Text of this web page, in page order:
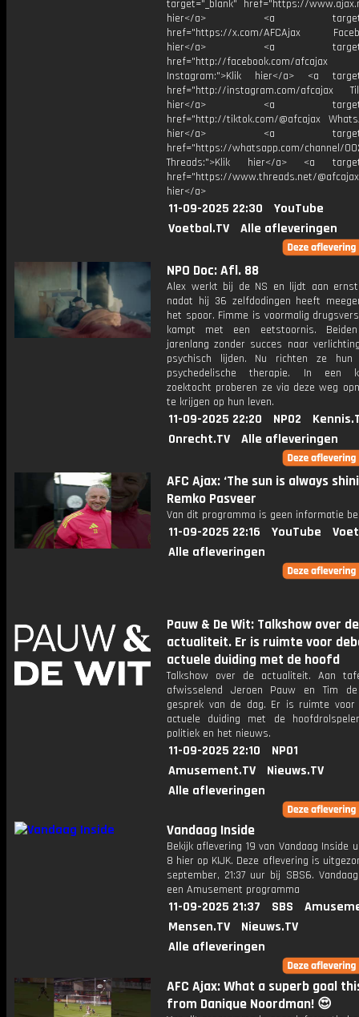
target="_blank" href="https://
hier</a> <a
href="https://x.com/AFCAjax
hier</a> <a
href="http://facebook.com/afcajax
Instagram:">Klik hier</a> <a
href="http://instagram.com/afcajax
hier</a> <a
href="http://tiktok.com/@afcajax
hier</a> <a
href="https://whatsapp.com/channel/
Threads:">Klik hier</a> <a
href="https://www.threads.net/
hier</a>
11-09-2025 22:30
YouTube
Voetbal.TV
Alle afleveringen
NPO Doc: Afl. 88
Alex werkt bij de NS en lijdt aan
nadat hij 36 zelfdodingen heeft
het spoor. Fimme is voormalig
kampt met een eetstoornis.
jarenlang zonder succes naar
psychisch lijden. Nu richten ze hun
psychedelische therapie. In een
zoektocht proberen ze via deze weg
te krijgen op hun leven.
11-09-2025 22:20 NPO2
Onrecht.TV
Alle afleveringen
AFC Ajax: ‘The sun is always
Remko Pasveer
Van dit programma is geen informatie
11-09-2025 22:16 YouTube
Alle afleveringen
Pauw & De Wit: Talkshow over de
actualiteit. Er is ruimte voor
actuele duiding met de hoofd
Talkshow over de actualiteit. Aan
afwisselend Jeroen Pauw en Tim
gesprek van de dag. Er is ruimte
actuele duiding met de
politiek en het nieuws.
11-09-2025 22:10
NPO1
Amusement.TV
Nieuws.TV
Alle afleveringen
Vandaag Inside
Bekijk aflevering 19 van Vandaag Inside
8 hier op KIJK. Deze aflevering is
september, 21:37 uur bij SBS6.
een Amusement programma
11-09-2025 21:37 SBS
Mensen.TV
Nieuws.TV
Alle afleveringen
AFC Ajax: What a superb goal
from Danique Noordman! 😍